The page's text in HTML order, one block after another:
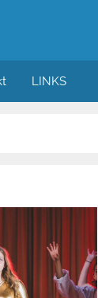
LINKS